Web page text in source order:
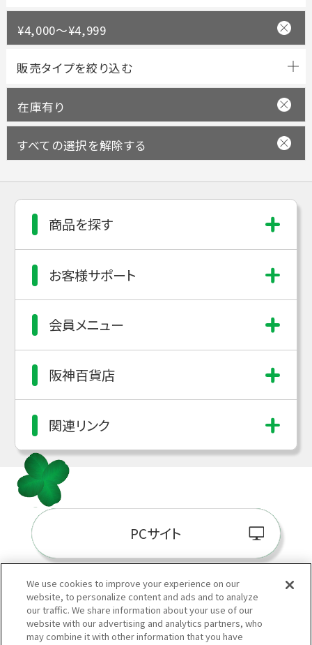
¥4,000～¥4,999
在庫有り
すべての選択を解除する
商品を探す
お客様サポート
会員メニュー
阪神百貨店
関連リンク
PCサイト
阪神百貨店E-
We use cookies to improve your experience on our
website, to personalize content and ads and to analyze
our traffic. We share information about your use of our
website with our advertising and analytics partners, who
may combine it with other information that you have